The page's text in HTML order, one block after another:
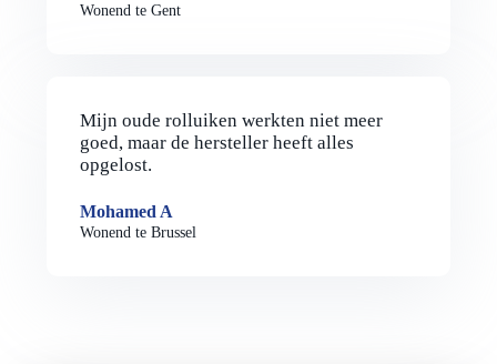
Wonend te Gent
Mijn oude rolluiken werkten niet meer
goed, maar de hersteller heeft alles
opgelost.
Mohamed A
Wonend te Brussel